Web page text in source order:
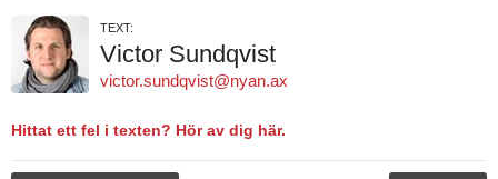
TEXT:
Victor Sundqvist
victor.sundqvist@nyan.ax
Hittat ett fel i texten? Hör av dig här.